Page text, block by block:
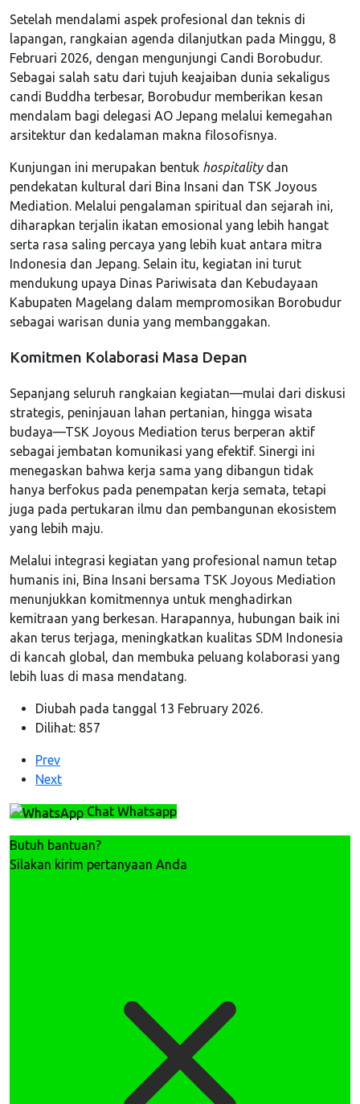
Setelah mendalami aspek profesional dan teknis di
lapangan, rangkaian agenda dilanjutkan pada Minggu, 8
Februari 2026, dengan mengunjungi Candi Borobudur.
Sebagai salah satu dari tujuh keajaiban dunia sekaligus
candi Buddha terbesar, Borobudur memberikan kesan
mendalam bagi delegasi AO Jepang melalui kemegahan
arsitektur dan kedalaman makna filosofisnya.
Kunjungan ini merupakan bentuk hospitalitydan
pendekatan kultural dari Bina Insani dan TSK Joyous
Mediation. Melalui pengalaman spiritual dan sejarah ini,
diharapkan terjalin ikatan emosional yang lebih hangat
serta rasa saling percaya yang lebih kuat antara mitra
Indonesia dan Jepang. Selain itu, kegiatan ini turut
mendukung upaya Dinas Pariwisata dan Kebudayaan
Kabupaten Magelang dalam mempromosikan Borobudur
sebagai warisan dunia yang membanggakan.
Komitmen Kolaborasi Masa Depan
Sepanjang seluruh rangkaian kegiatan—mulai dari diskusi
strategis, peninjauan lahan pertanian, hingga wisata
budaya—TSK Joyous Mediation terus berperan aktif
sebagai jembatan komunikasi yang efektif. Sinergi ini
menegaskan bahwa kerja sama yang dibangun tidak
hanya berfokus pada penempatan kerja semata, tetapi
juga pada pertukaran ilmu dan pembangunan ekosistem
yang lebih maju.
Melalui integrasi kegiatan yang profesional namun tetap
humanis ini, Bina Insani bersama TSK Joyous Mediation
menunjukkan komitmennya untuk menghadirkan
kemitraan yang berkesan. Harapannya, hubungan baik ini
akan terus terjaga, meningkatkan kualitas SDM Indonesia
di kancah global, dan membuka peluang kolaborasi yang
lebih luas di masa mendatang.
Diubah pada tanggal 13 February 2026.
Dilihat: 857
Previous article: Komitmen Penempatan Legal: BP3MI
Prev
Next article: AO Jepang Kunjungi Bina Insani
Next
Chat Whatsapp
Butuh bantuan?
Silakan kirim pertanyaan Anda